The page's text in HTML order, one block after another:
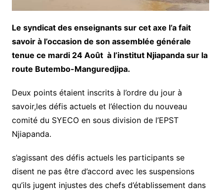
Le syndicat des enseignants sur cet axe l’a fait
savoir à l’occasion de son assemblée générale
tenue ce mardi 24 Août à l’institut Njiapanda sur la
route Butembo-Manguredjipa.
Deux points étaient inscrits à l’ordre du jour à
savoir,les défis actuels et l’élection du nouveau
comité du SYECO en sous division de l’EPST
Njiapanda.
s’agissant des défis actuels les participants se
disent ne pas être d’accord avec les suspensions
qu’ils jugent injustes des chefs d’établissement dans